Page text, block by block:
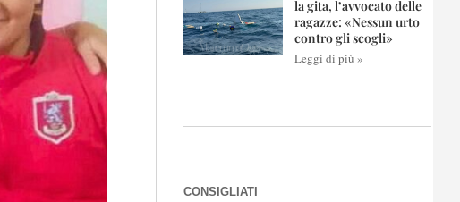
la gita, l’avvocato delle
ragazze: «Nessun urto
contro gli scogli»
Leggi di più »
CONSIGLIATI